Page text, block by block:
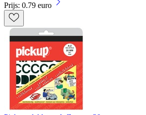
Prijs: 0.79 euro